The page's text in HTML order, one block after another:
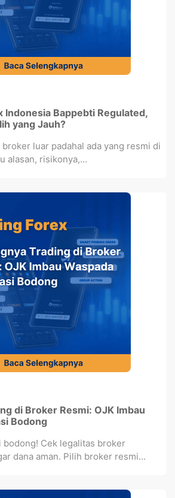
Indonesia Bappebti Regulated,
yang Jauh?
luar padahal ada yang resmi di
alasan, risikonya,...
di Broker Resmi: OJK Imbau
Bodong
bodong! Cek legalitas broker
dana aman. Pilih broker resmi...